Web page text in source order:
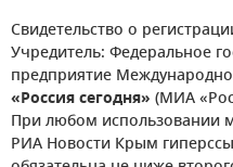
Свидетельство о
Учредитель: Федеральное
предприятие
«Россия сегодня» (МИА
При любом использовании
РИА Новости Крым